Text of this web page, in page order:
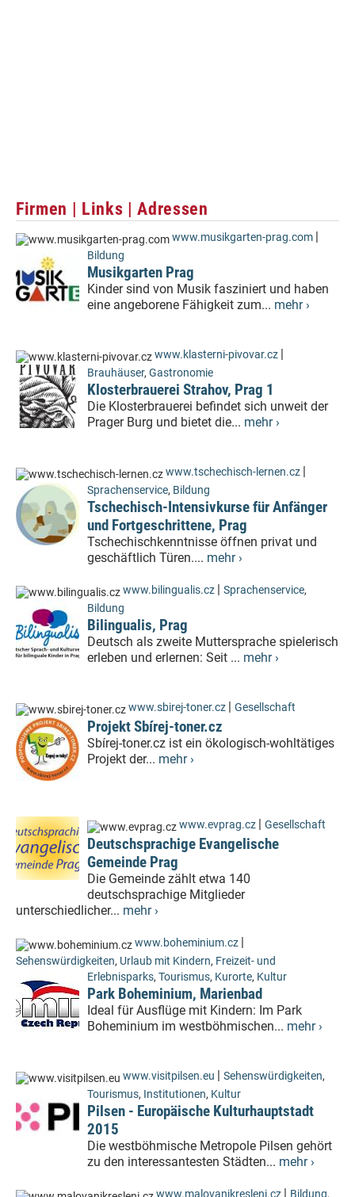
Firmen | Links | Adressen
www.musikgarten-prag.com |
Bildung
Musikgarten Prag
Kinder sind von Musik fasziniert und haben
eine angeborene Fähigkeit zum... mehr ›
www.klasterni-pivovar.cz |
Brauhäuser, Gastronomie
Klosterbrauerei Strahov, Prag 1
Die Klosterbrauerei befindet sich unweit der
Prager Burg und bietet die... mehr ›
www.tschechisch-lernen.cz |
Sprachenservice, Bildung
Tschechisch-Intensivkurse für Anfänger
und Fortgeschrittene, Prag
Tschechischkenntnisse öffnen privat und
geschäftlich Türen.... mehr ›
www.bilingualis.cz | Sprachenservice,
Bildung
Bilingualis, Prag
Deutsch als zweite Muttersprache spielerisch
erleben und erlernen: Seit ... mehr ›
www.sbirej-toner.cz | Gesellschaft
Projekt Sbírej-toner.cz
Sbírej-toner.cz ist ein ökologisch-wohltätiges
Projekt der... mehr ›
www.evprag.cz | Gesellschaft
Deutschsprachige Evangelische
Gemeinde Prag
Die Gemeinde zählt etwa 140
deutschsprachige Mitglieder
unterschiedlicher... mehr ›
www.boheminium.cz |
Sehenswürdigkeiten, Urlaub mit Kindern, Freizeit- und
Erlebnisparks, Tourismus, Kurorte, Kultur
Park Boheminium, Marienbad
Ideal für Ausflüge mit Kindern: Im Park
Boheminium im westböhmischen... mehr ›
www.visitpilsen.eu | Sehenswürdigkeiten,
Tourismus, Institutionen, Kultur
Pilsen - Europäische Kulturhauptstadt
2015
Die westböhmische Metropole Pilsen gehört
zu den interessantesten Städten... mehr ›
www.malovanikresleni.cz | Bildung,